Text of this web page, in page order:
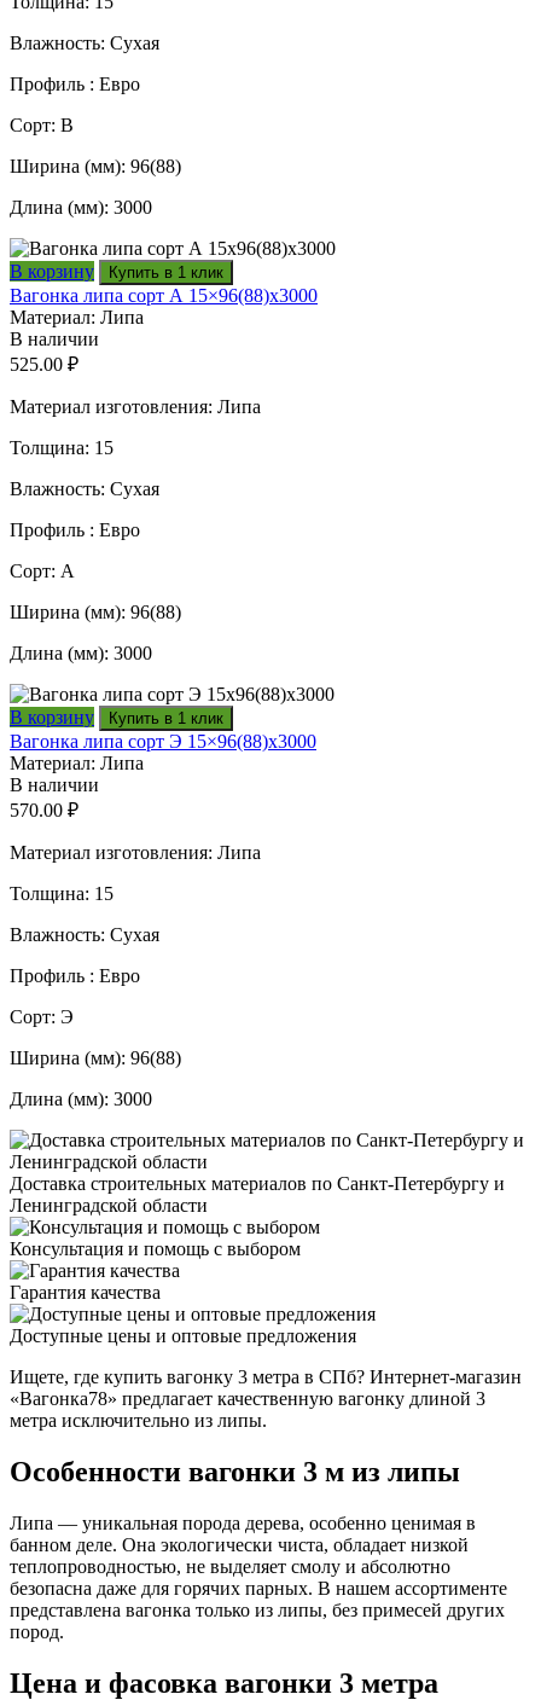
Влажность: Сухая
Профиль : Евро
Сорт: В
Ширина (мм): 96(88)
Длина (мм): 3000
В корзину Купить в 1 клик
Вагонка липа сорт А 15×96(88)x3000
Материал: Липа
В наличии
525.00 ₽
Материал изготовления: Липа
Толщина: 15
Влажность: Сухая
Профиль : Евро
Сорт: А
Ширина (мм): 96(88)
Длина (мм): 3000
В корзину Купить в 1 клик
Вагонка липа сорт Э 15×96(88)x3000
Материал: Липа
В наличии
570.00 ₽
Материал изготовления: Липа
Толщина: 15
Влажность: Сухая
Профиль : Евро
Сорт: Э
Ширина (мм): 96(88)
Длина (мм): 3000
Доставка строительных материалов по Санкт-Петербургу и
Ленинградской области
Консультация и помощь с выбором
Гарантия качества
Доступные цены и оптовые предложения
Ищете, где купить вагонку 3 метра в СПб? Интернет-магазин
«Вагонка78» предлагает качественную вагонку длиной 3
метра исключительно из липы.
Особенности вагонки 3 м из липы
Липа — уникальная порода дерева, особенно ценимая в
банном деле. Она экологически чиста, обладает низкой
теплопроводностью, не выделяет смолу и абсолютно
безопасна даже для горячих парных. В нашем ассортименте
представлена вагонка только из липы, без примесей других
пород.
Цена и фасовка вагонки 3 метра